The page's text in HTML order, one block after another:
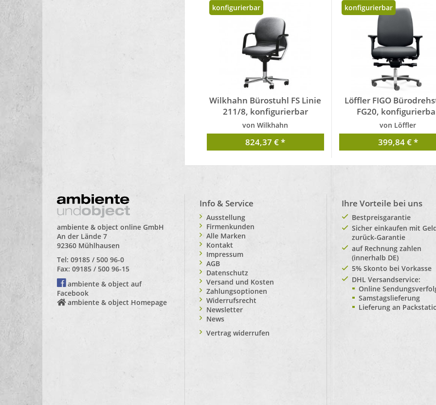
Wilkhahn Bürostuhl FS Linie
211/8, konfigurierbar
von Wilkhahn
konfigurierbar
824,37 € *
Löffler FIGO
FG20,
von Löffler
konfigurierbar
399,84 € *
ambiente & object online GmbH
An der Lände 7
92360 Mühlhausen
Tel: 09185 / 500 96-0
Fax: 09185 / 500 96-15
ambiente & object auf
Facebook
ambiente & object Homepage
Info & Service
Ausstellung
Firmenkunden
Alle Marken
Kontakt
Impressum
AGB
Datenschutz
Versand und Kosten
Zahlungsoptionen
Widerrufsrecht
Newsletter
News
Vertrag widerrufen
Ihre Vorteile bei uns
Bestpreisgarantie
Sicher einkaufen mit
zurück-Garantie
auf Rechnung zahlen
(innerhalb DE)
5% Skonto bei Vorkasse
DHL Versandservice:
Online
Samstagslieferung
Lieferung an